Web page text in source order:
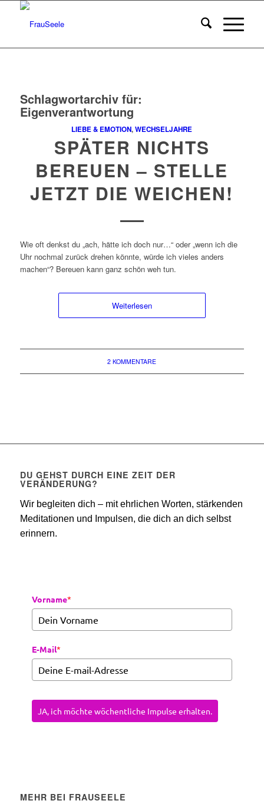
Schlagwortarchiv für:
Eigenverantwortung
LIEBE & EMOTION,WECHSELJAHRE
SPÄTER NICHTS
BEREUEN – STELLE
JETZT DIE WEICHEN!
Wie oft denkst du „ach, hätte ich doch nur…“ oder „wenn ich die
Uhr nochmal zurück drehen könnte, würde ich vieles anders
machen“? Bereuen kann ganz schön weh tun.
Weiterlesen
2 KOMMENTARE
DU GEHST DURCH EINE ZEIT DER
VERÄNDERUNG?
Wir begleiten dich – mit ehrlichen Worten, stärkenden
Meditationen und Impulsen, die dich an dich selbst
erinnern.
Vorname*
E-Mail*
JA, ich möchte wöchentliche Impulse erhalten.
MEHR BEI FRAUSEELE